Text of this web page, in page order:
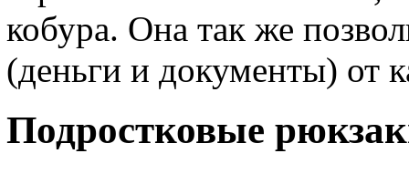
кобура. Она так же
(деньги и документы) от
Подростковые